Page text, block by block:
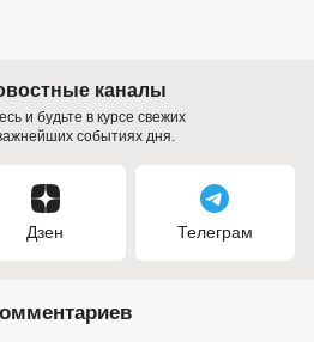
каналы
и будьте в курсе свежих
событиях дня.
Дзен Телеграм